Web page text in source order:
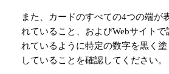
また、カードのすべての4つの端が
れていること、およびWebサイトで
れているように特定の数字を黒く塗
していることを確認してください。